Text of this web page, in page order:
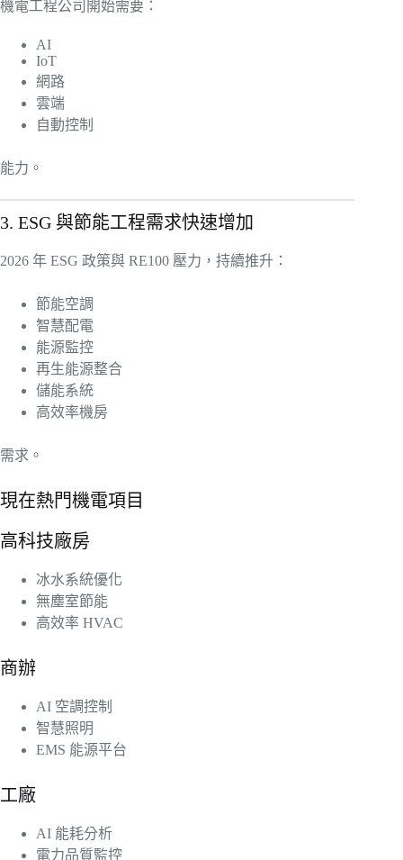
機電工程公司開始需要：
AI
IoT
網路
雲端
自動控制
能力。
3. ESG 與節能工程需求快速增加
2026 年 ESG 政策與 RE100 壓力，持續推升：
節能空調
智慧配電
能源監控
再生能源整合
儲能系統
高效率機房
需求。
現在熱門機電項目
高科技廠房
冰水系統優化
無塵室節能
高效率 HVAC
商辦
AI 空調控制
智慧照明
EMS 能源平台
工廠
AI 能耗分析
電力品質監控